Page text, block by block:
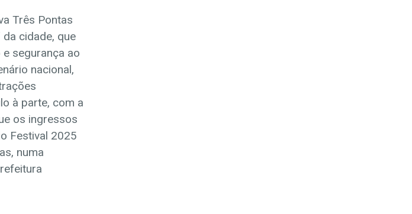
Três Pontas
da cidade, que
segurança ao
nacional,
à parte, com a
os ingressos
Festival 2025
numa